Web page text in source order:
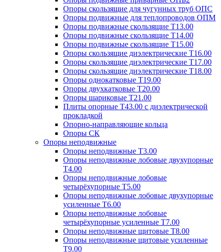
Опоры скользящие для чугунных труб ОПС
Опоры подвижные для теплопроводов ОПМ
Опоры подвижные скользящие Т13.00
Опоры подвижные скользящие Т14.00
Опоры подвижные скользящие Т15.00
Опоры скользящие диэлектрические Т16.00
Опоры скользящие диэлектрические Т17.00
Опоры скользящие диэлектрические Т18.00
Опоры однокатковые Т19.00
Опоры двухкатковые Т20.00
Опоры шариковые Т21.00
Плиты опорные Т43.00 с диэлектрической
прокладкой
Опорно-направляющие кольца
Опоры СК
Опоры неподвижные
Опоры неподвижные Т3.00
Опоры неподвижные лобовые двухупорные
Т4.00
Опоры неподвижные лобовые
четырёхупорные Т5.00
Опоры неподвижные лобовые двухупорные
усиленные Т6.00
Опоры неподвижные лобовые
четырёхупорные усиленные Т7.00
Опоры неподвижные щитовые Т8.00
Опоры неподвижные щитовые усиленные
Т9.00